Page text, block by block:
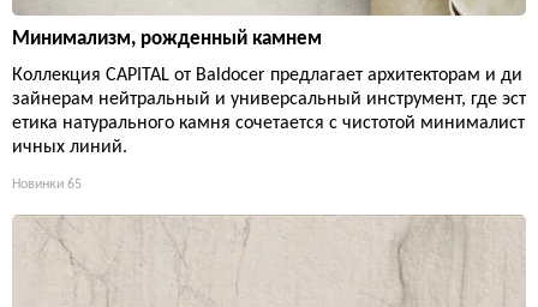
Минимализм, рожденный камнем
Коллекция CAPITAL от Baldocer предлагает архитекторам и ди
зайнерам нейтральный и универсальный инструмент, где эст
етика натурального камня сочетается с чистотой минималист
ичных линий.
Новинки 65